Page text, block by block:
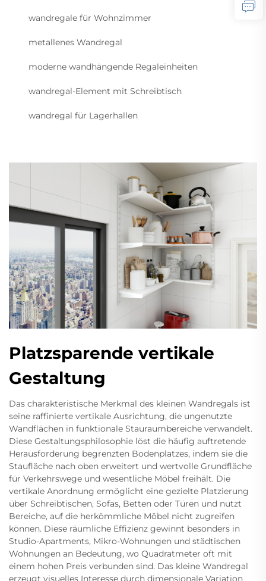
wandregale für Wohnzimmer
metallenes Wandregal
moderne wandhängende Regaleinheiten
wandregal-Element mit Schreibtisch
wandregal für Lagerhallen
Platzsparende vertikale
Gestaltung
Das charakteristische Merkmal des kleinen Wandregals ist
seine raffinierte vertikale Ausrichtung, die ungenutzte
Wandflächen in funktionale Stauraumbereiche verwandelt.
Diese Gestaltungsphilosophie löst die häufig auftretende
Herausforderung begrenzten Bodenplatzes, indem sie die
Staufläche nach oben erweitert und wertvolle Grundfläche
für Verkehrswege und wesentliche Möbel freihält. Die
vertikale Anordnung ermöglicht eine gezielte Platzierung
über Schreibtischen, Sofas, Betten oder Türen und nutzt
Bereiche, auf die herkömmliche Möbel nicht zugreifen
können. Diese räumliche Effizienz gewinnt besonders in
Studio-Apartments, Mikro-Wohnungen und städtischen
Wohnungen an Bedeutung, wo Quadratmeter oft mit
einem hohen Preis verbunden sind. Das kleine Wandregal
erzeugt visuelles Interesse durch dimensionale Variation